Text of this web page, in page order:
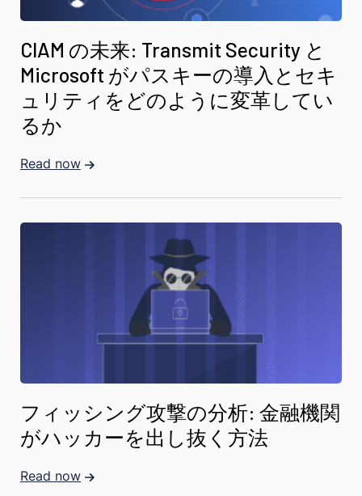
CIAM の未来: Transmit Security と
Microsoft がパスキーの導入とセキ
ュリティをどのように変革してい
るか
Read now
フィッシング攻撃の分析: 金融機関
がハッカーを出し抜く方法
Read now